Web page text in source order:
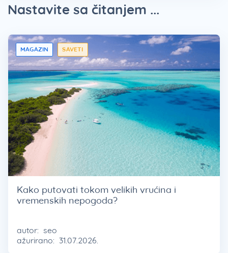
Nastavite sa čitanjem ...
MAGAZIN SAVETI
Kako putovati tokom velikih vrućina i
vremenskih nepogoda?
autor: seo
ažurirano: 31.07.2026.